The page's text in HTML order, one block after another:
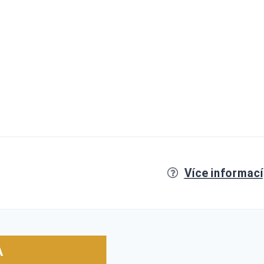
Více informací